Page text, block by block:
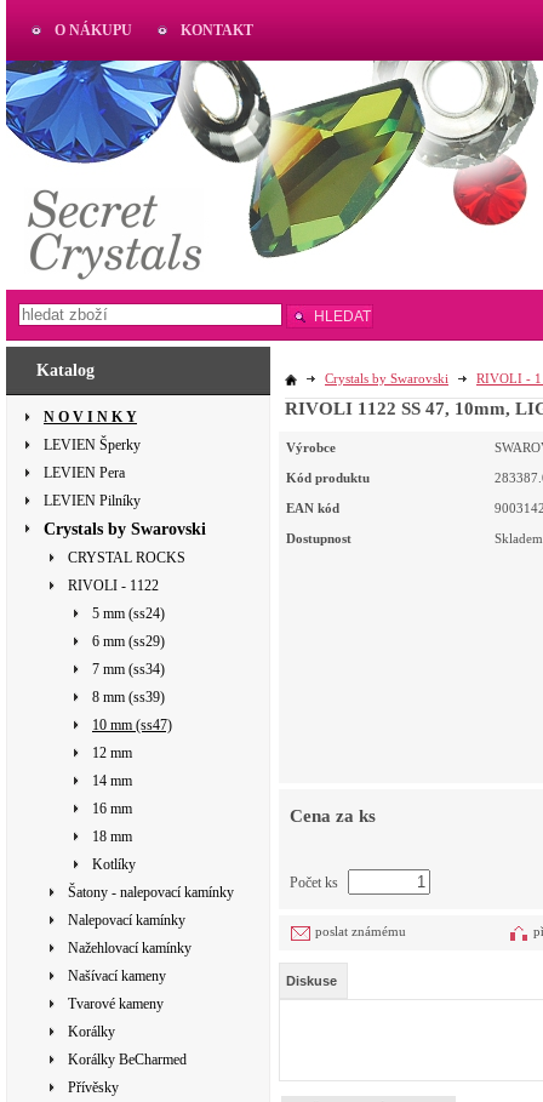
Katalog
N O V I N K Y
LEVIEN Šperky
LEVIEN Pera
LEVIEN Pilníky
Crystals by Swarovski
CRYSTAL ROCKS
RIVOLI - 1122
5 mm (ss24)
6 mm (ss29)
7 mm (ss34)
8 mm (ss39)
10 mm (ss47)
12 mm
14 mm
16 mm
18 mm
Kotlíky
Šatony - nalepovací kamínky
Nalepovací kamínky
Nažehlovací kamínky
Našívací kameny
Tvarové kameny
Korálky
Korálky BeCharmed
Přívěsky
Crystals by Swarovski RIVOLI -
RIVOLI 1122 SS 47, 10mm,
Výrobce
Kód produktu
EAN kód
Dostupnost Skladem
Cena za ks
Počet ks
poslat známému
Diskuse
O NÁKUPU KONTAKT
AKTUAL
www.aktual-koralky.cz
HLEDAT